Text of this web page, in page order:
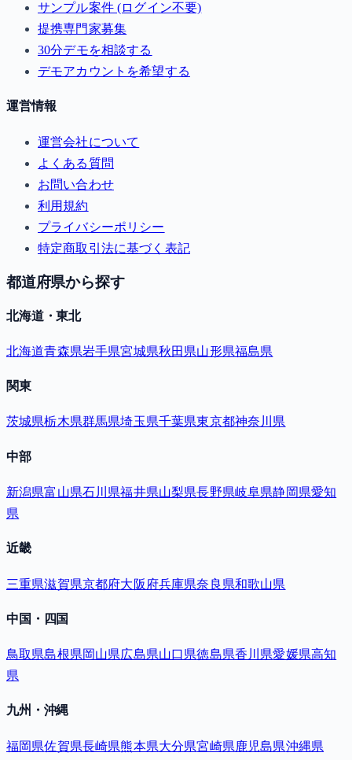
サンプル案件 (ログイン不要)
提携専門家募集
30分デモを相談する
デモアカウントを希望する
運営情報
運営会社について
よくある質問
お問い合わせ
利用規約
プライバシーポリシー
特定商取引法に基づく表記
都道府県から探す
北海道・東北
北海道青森県岩手県宮城県秋田県山形県福島県
関東
茨城県栃木県群馬県埼玉県千葉県東京都神奈川県
中部
新潟県富山県石川県福井県山梨県長野県岐阜県静岡県愛知
県
近畿
三重県滋賀県京都府大阪府兵庫県奈良県和歌山県
中国・四国
鳥取県島根県岡山県広島県山口県徳島県香川県愛媛県高知
県
九州・沖縄
福岡県佐賀県長崎県熊本県大分県宮崎県鹿児島県沖縄県